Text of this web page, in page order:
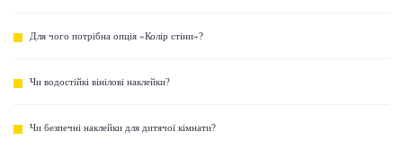
Для чого потрібна опція «Колір стіни»?
Чи водостійкі вінілові наклейки?
Чи безпечні наклейки для дитячої кімнати?